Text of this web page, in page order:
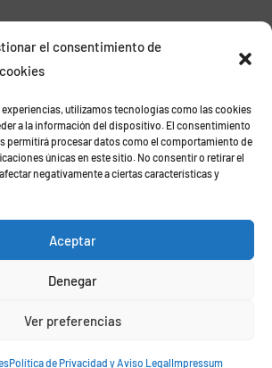
el consentimiento de
experiencias, utilizamos tecnologías como las cookies
a la información del dispositivo. El consentimiento
permitirá procesar datos como el comportamiento de
únicas en este sitio. No consentir o retirar el
negativamente a ciertas características y
Aceptar
Denegar
Ver preferencias
Política de Privacidad y Aviso LegalImpressum